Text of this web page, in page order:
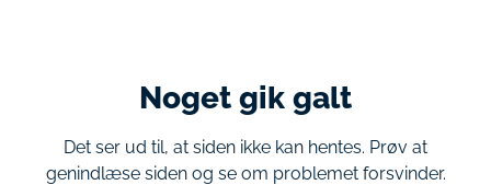
Noget gik galt
Det ser ud til, at siden ikke kan hentes. Prøv at
genindlæse siden og se om problemet forsvinder.